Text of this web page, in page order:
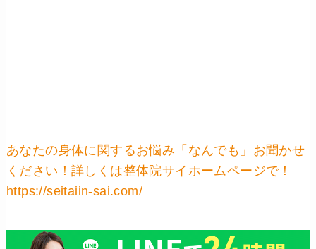
あなたの身体に関するお悩み「なんでも」お聞かせ
ください！詳しくは整体院サイホームページで！
https://seitaiin-sai.com/